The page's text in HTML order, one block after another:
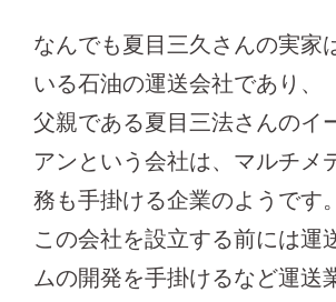
なんでも夏目三久さんの実家
いる石油の運送会社であり、
父親である夏目三法さんのイ
アンという会社は、マルチメ
務も手掛ける企業のようです。
この会社を設立する前には運
ムの開発を手掛けるなど運送